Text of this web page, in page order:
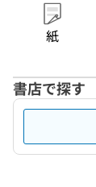
紙
書店で探す